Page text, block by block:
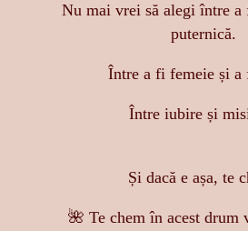
Nu mai vrei să alegi între
puternică.
Între a fi femeie și a
Între iubire și
Și dacă e așa, te
🌺 Te chem în acest drum